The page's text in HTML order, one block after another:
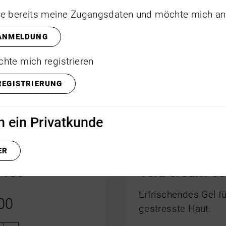
Basic File
Vera cream
Erfrischendes Gel
gestresste Haut.
bereits meine Zugangsdaten und möchte mich
mich registrieren
ein Privatkunde